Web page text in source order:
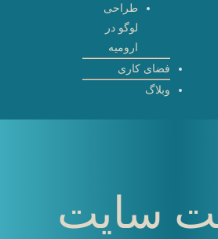
طراحی
لوگو در
ارومیه
فضای کاری
وبلاگ
سایت